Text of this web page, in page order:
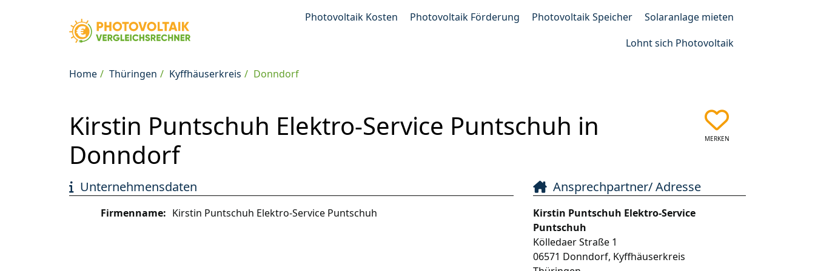
Photovoltaik Kosten Photovoltaik Förderung Photovoltaik Speicher
Solaranlage mieten
Lohnt sich Photovoltaik
Home Thüringen Kyffhäuserkreis Donndorf
Kirstin Puntschuh Elektro-Service Puntschuh in
Donndorf
MERKEN
Unternehmensdaten
Firmenname: Kirstin Puntschuh Elektro-Service Puntschuh
Ansprechpartner/ Adresse
Kirstin Puntschuh Elektro-Service
Puntschuh
Kölledaer Straße 1
06571 Donndorf, Kyffhäuserkreis